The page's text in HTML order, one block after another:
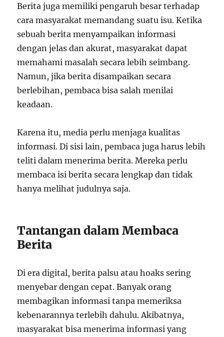
Berita juga memiliki pengaruh besar terhadap
cara masyarakat memandang suatu isu. Ketika
sebuah berita menyampaikan informasi
dengan jelas dan akurat, masyarakat dapat
memahami masalah secara lebih seimbang.
Namun, jika berita disampaikan secara
berlebihan, pembaca bisa salah menilai
keadaan.
Karena itu, media perlu menjaga kualitas
informasi. Di sisi lain, pembaca juga harus lebih
teliti dalam menerima berita. Mereka perlu
membaca isi berita secara lengkap dan tidak
hanya melihat judulnya saja.
Tantangan dalam Membaca
Berita
Di era digital, berita palsu atau hoaks sering
menyebar dengan cepat. Banyak orang
membagikan informasi tanpa memeriksa
kebenarannya terlebih dahulu. Akibatnya,
masyarakat bisa menerima informasi yang